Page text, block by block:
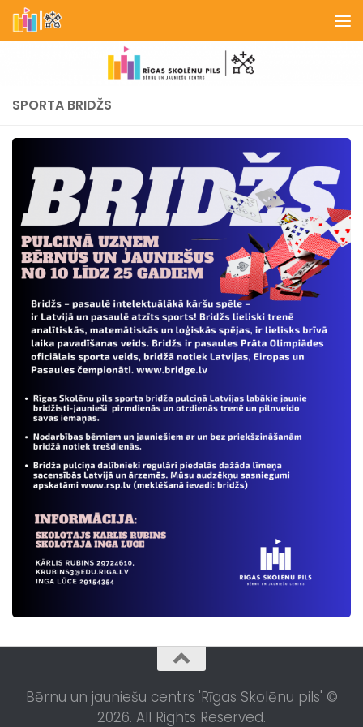
Skip to content
SPORTA BRIDŽS
Bērnu un jauniešu centrs 'Rīgas Skolēnu pils' ©
2026. All Rights Reserved.